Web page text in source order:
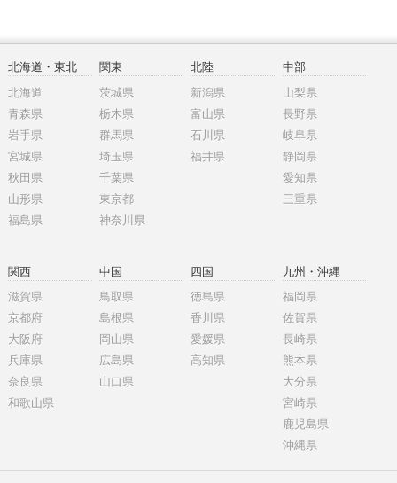
北海道・東北
北海道
青森県
岩手県
宮城県
秋田県
山形県
福島県
関東
茨城県
栃木県
群馬県
埼玉県
千葉県
東京都
神奈川県
北陸
新潟県
富山県
石川県
福井県
中部
山梨県
長野県
岐阜県
静岡県
愛知県
三重県
関西
滋賀県
京都府
大阪府
兵庫県
奈良県
和歌山県
中国
鳥取県
島根県
岡山県
広島県
山口県
四国
徳島県
香川県
愛媛県
高知県
九州・沖縄
福岡県
佐賀県
長崎県
熊本県
大分県
宮崎県
鹿児島県
沖縄県